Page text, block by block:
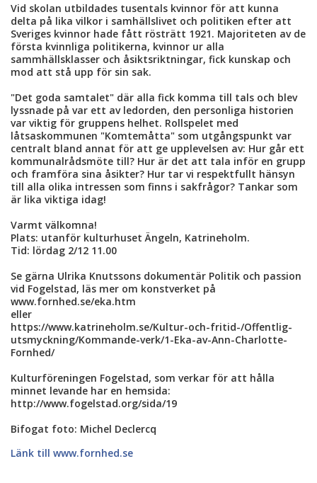
Vid skolan utbildades tusentals kvinnor för att kunna
delta på lika vilkor i samhällslivet och politiken efter att
Sveriges kvinnor hade fått rösträtt 1921. Majoriteten av de
första kvinnliga politikerna, kvinnor ur alla
sammhällsklasser och åsiktsriktningar, fick kunskap och
mod att stå upp för sin sak.
"Det goda samtalet" där alla fick komma till tals och blev
lyssnade på var ett av ledorden, den personliga historien
var viktig för gruppens helhet. Rollspelet med
låtsaskommunen "Komtemåtta" som utgångspunkt var
centralt bland annat för att ge upplevelsen av: Hur går ett
kommunalrådsmöte till? Hur är det att tala inför en grupp
och framföra sina åsikter? Hur tar vi respektfullt hänsyn
till alla olika intressen som finns i sakfrågor? Tankar som
är lika viktiga idag!
Varmt välkomna!
Plats: utanför kulturhuset Ängeln, Katrineholm.
Tid: lördag 2/12 11.00
Se gärna Ulrika Knutssons dokumentär Politik och passion
vid Fogelstad, läs mer om konstverket på
www.fornhed.se/eka.htm
eller
https://www.katrineholm.se/Kultur-och-fritid-/Offentlig-
utsmyckning/Kommande-verk/1-Eka-av-Ann-Charlotte-
Fornhed/
Kulturföreningen Fogelstad, som verkar för att hålla
minnet levande har en hemsida:
http://www.fogelstad.org/sida/19
Bifogat foto: Michel Declercq
Länk till www.fornhed.se